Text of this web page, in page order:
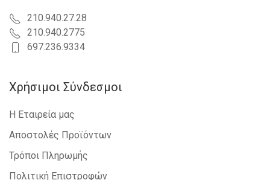
210.940.27.28
210.940.2775
697.236.9334
Χρήσιμοι Σύνδεσμοι
Η Εταιρεία μας
Αποστολές Προϊόντων
Τρόποι Πληρωμής
Πολιτική Επιστροφών